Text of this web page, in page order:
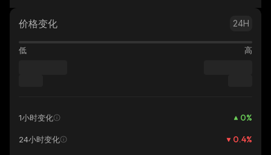
价格变化 24H
低 高
1小时变化 0%
24小时变化 0.4%